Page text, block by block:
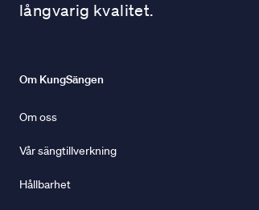
långvarig kvalitet.
Om KungSängen
Om oss
Vår sängtillverkning
Hållbarhet